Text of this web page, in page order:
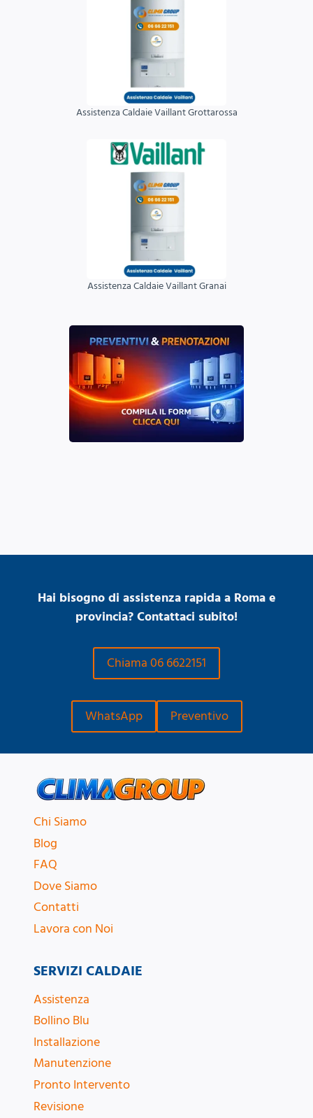
Assistenza Caldaie Vaillant Grottarossa
Assistenza Caldaie Vaillant Granai
Hai bisogno di assistenza rapida a Roma e
provincia? Contattaci subito!
Chiama 06 6622151
WhatsApp Preventivo
Chi Siamo
Blog
FAQ
Dove Siamo
Contatti
Lavora con Noi
SERVIZI CALDAIE
Assistenza
Bollino Blu
Installazione
Manutenzione
Pronto Intervento
Revisione